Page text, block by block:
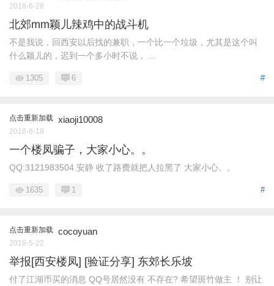
2018-6-28
北郊mm颖儿辣鸡中的战斗机
不是我说，回西安以后找的兼职，一个比一个垃圾，尤其是这个叫
什么颖儿的，迟到一个多小时不说， ...
#
1305 6
点击重新加载 xiaoji10008
2018-6-18
一个楼凤骗子，大家小心。。
QQ:3121983504.安静 收了路费就把人拉黑了 大家小心。。
#
1635 1
点击重新加载 cocoyuan
2018-5-22
举报[西安楼凤] [验证分享] 东郊长乐坡
付了江湖币买的消息 QQ号居然没有 不存在? 希望斑竹做主 ！ 别让